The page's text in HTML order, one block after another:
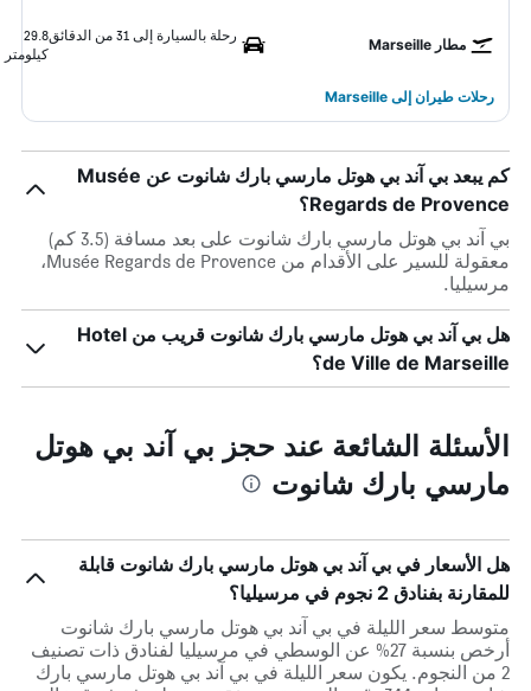
مطار Marseille
رحلة بالسيارة إلى 31 من الدقائق
29.8
كيلومتر
رحلات طيران إلى Marseille
كم يبعد بي آند بي هوتل مارسي بارك شانوت عن Musée
Regards de Provence؟
بي آند بي هوتل مارسي بارك شانوت على بعد مسافة (3.5 كم)
معقولة للسير على الأقدام من Musée Regards de Provence،
مرسيليا.
هل بي آند بي هوتل مارسي بارك شانوت قريب من Hotel
de Ville de Marseille؟
الأسئلة الشائعة عند حجز بي آند بي هوتل
مارسي بارك شانوت
هل الأسعار في بي آند بي هوتل مارسي بارك شانوت قابلة
للمقارنة بفنادق 2 نجوم في مرسيليا؟
متوسط سعر الليلة في بي آند بي هوتل مارسي بارك شانوت
أرخص بنسبة 27% عن الوسطي في مرسيليا لفنادق ذات تصنيف
2 من النجوم. يكون سعر الليلة في بي آند بي هوتل مارسي بارك